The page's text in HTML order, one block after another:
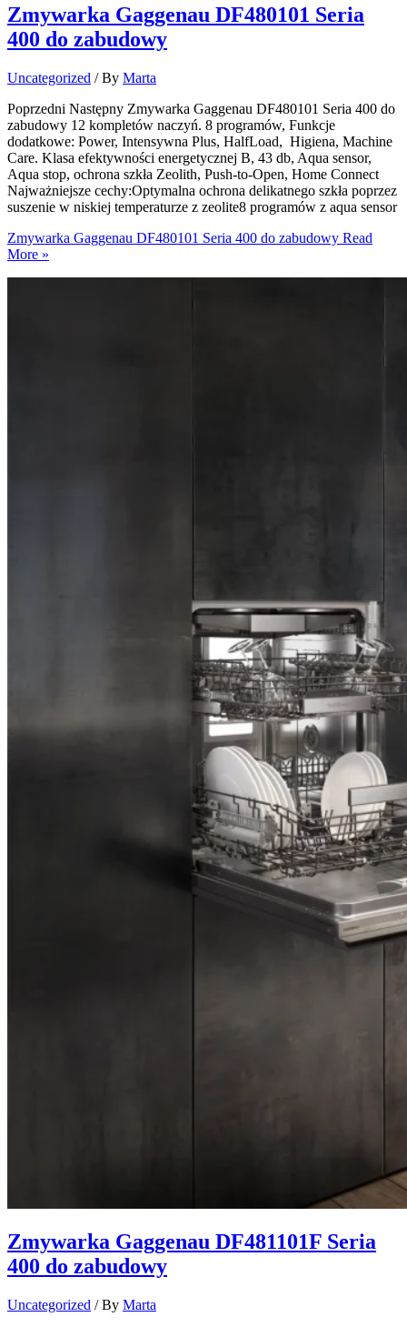
Zmywarka Gaggenau DF480101 Seria
400 do zabudowy
Uncategorized / By Marta
Poprzedni Następny Zmywarka Gaggenau DF480101 Seria 400 do
zabudowy 12 kompletów naczyń. 8 programów, Funkcje
dodatkowe: Power, Intensywna Plus, HalfLoad, Higiena, Machine
Care. Klasa efektywności energetycznej B, 43 db, Aqua sensor,
Aqua stop, ochrona szkła Zeolith, Push-to-Open, Home Connect
Najważniejsze cechy:Optymalna ochrona delikatnego szkła poprzez
suszenie w niskiej temperaturze z zeolite8 programów z aqua sensor
Zmywarka Gaggenau DF480101 Seria 400 do zabudowy Read
More »
Zmywarka Gaggenau DF481101F Seria
400 do zabudowy
Uncategorized / By Marta